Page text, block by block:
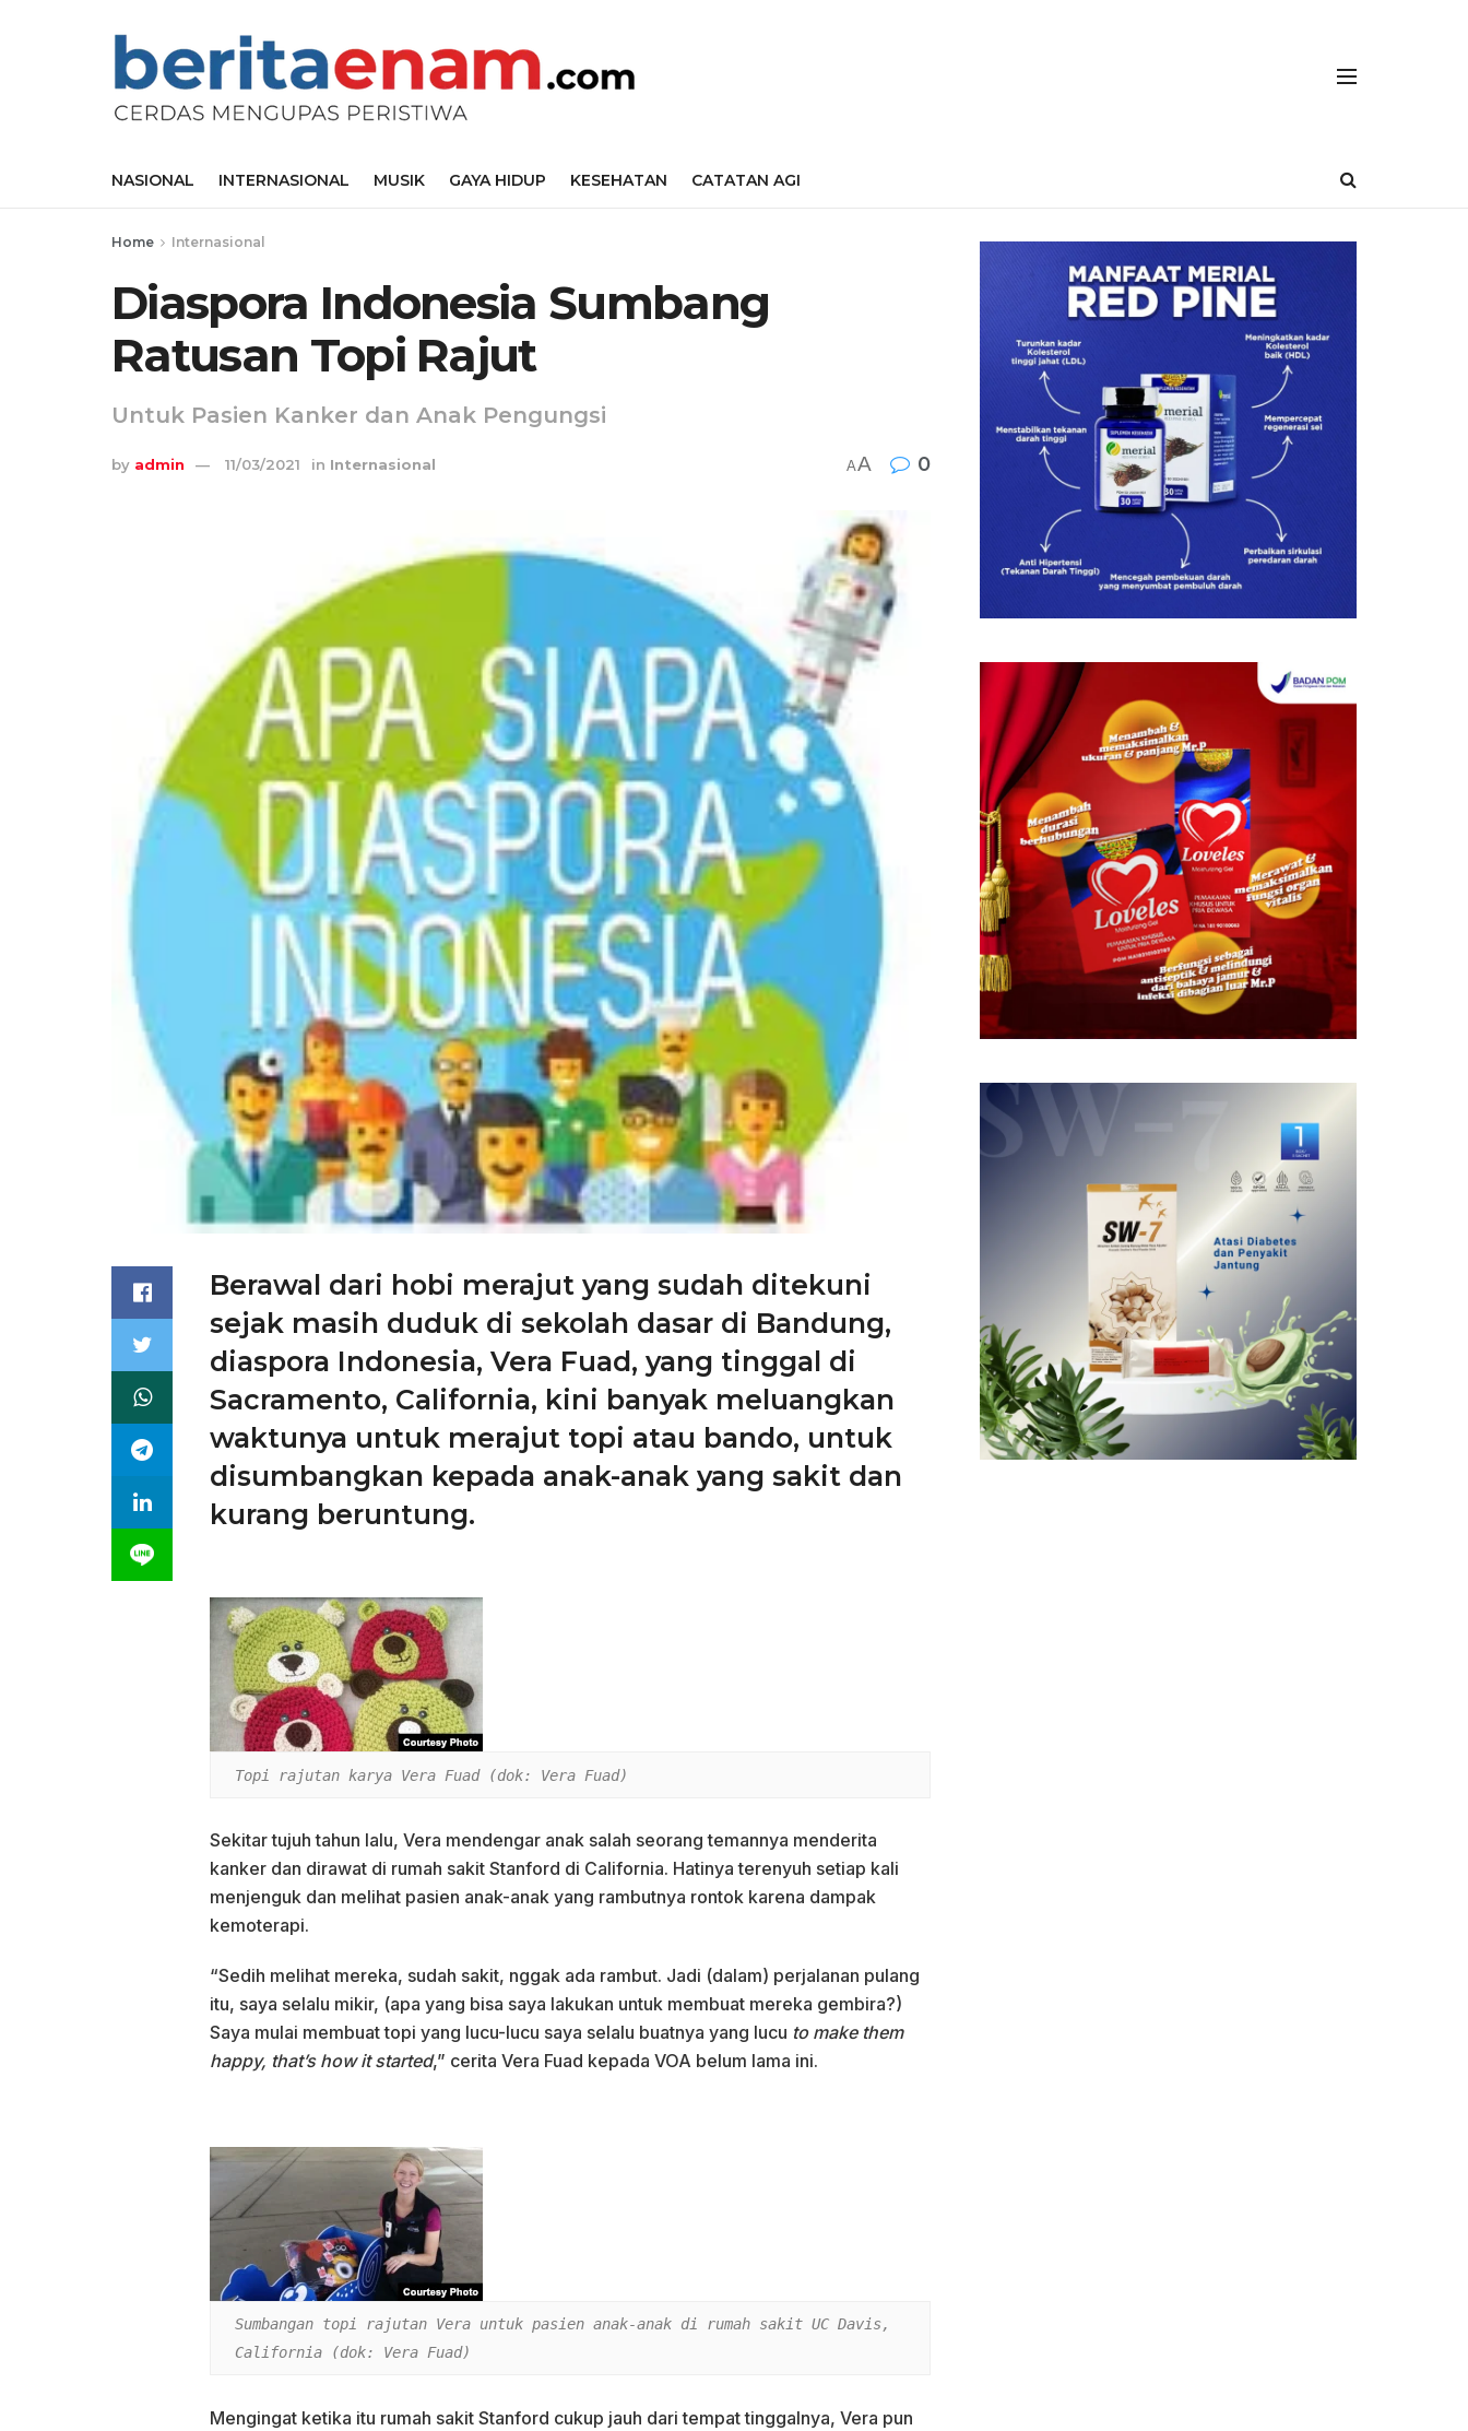
NASIONAL INTERNASIONAL MUSIK GAYA HIDUP KESEHATAN CATATAN AGI
Home Internasional
Diaspora Indonesia Sumbang
Ratusan Topi Rajut
Untuk Pasien Kanker dan Anak Pengungsi
by admin 11/03/2021 in Internasional AA 0
Berawal dari hobi merajut yang sudah ditekuni
sejak masih duduk di sekolah dasar di Bandung,
diaspora Indonesia, Vera Fuad, yang tinggal di
Sacramento, California, kini banyak meluangkan
waktunya untuk merajut topi atau bando, untuk
disumbangkan kepada anak-anak yang sakit dan
kurang beruntung.
Sekitar tujuh tahun lalu, Vera mendengar anak salah seorang temannya menderita
kanker dan dirawat di rumah sakit Stanford di California. Hatinya terenyuh setiap kali
menjenguk dan melihat pasien anak-anak yang rambutnya rontok karena dampak
kemoterapi.
“Sedih melihat mereka, sudah sakit, nggak ada rambut. Jadi (dalam) perjalanan pulang
itu, saya selalu mikir, (apa yang bisa saya lakukan untuk membuat mereka gembira?)
Saya mulai membuat topi yang lucu-lucu saya selalu buatnya yang lucu to make them
happy, that’s how it started,” cerita Vera Fuad kepada VOA belum lama ini.
Sumbangan topi rajutan Vera untuk pasien anak-anak di rumah sakit UC Davis,
California (dok: Vera Fuad)
Mengingat ketika itu rumah sakit Stanford cukup jauh dari tempat tinggalnya, Vera pun